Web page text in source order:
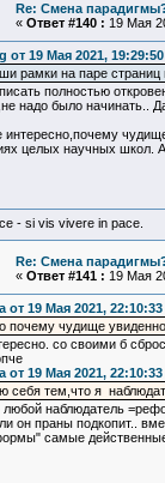
Re: Смена
« Ответ #140 : 19 Мая
от 19 Мая 2021, 19:29:50
рамки на паре страниц
полностью
надо было начинать..
интересно,почему
целых научных школ.
- si vis vivere in pace.
Re: Смена
« Ответ #141 : 19 Мая
от 19 Мая 2021, 22:10:33
почему чудище
со своими б
от 19 Мая 2021, 22:10:33
себя тем,что я
любой наблюдатель
он праны подкопит..
самые